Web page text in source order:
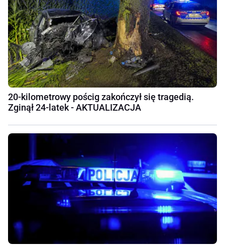
20-kilometrowy pościg zakończył się tragedią.
Zginął 24-latek - AKTUALIZACJA